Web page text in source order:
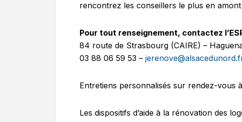
rencontrez les conseillers le plus en
Pour tout renseignement, contactez
84 route de Strasbourg (CAIRE) –
03 88 06 59 53 –
Entretiens personnalisés sur rendez-vous
Les dispositifs d’aide à la rénovation des